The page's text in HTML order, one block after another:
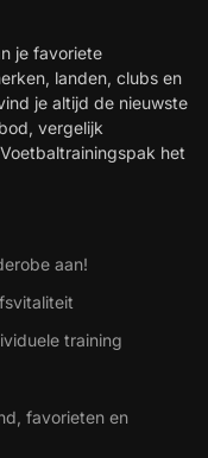
je favoriete
landen, clubs en
je altijd de nieuwste
vergelijk
het
aan!
training
favorieten en